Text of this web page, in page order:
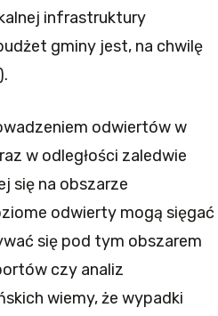
infrastruktury
gminy jest, na chwilę
odwiertów w
w odległości zaledwie
się na obszarze
odwierty mogą sięgać
się pod tym obszarem
czy analiz
wiemy, że wypadki